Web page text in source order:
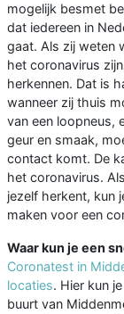
mogelijk besmet
dat iedereen in
gaat. Als zij weten
het coronavirus
herkennen. Dat is
wanneer zij thuis
van een loopneus,
geur en smaak,
contact komt. De
het coronavirus.
jezelf herkent, kun
maken voor een
Waar kun je een
Coronatest in
locaties. Hier kun
buurt van